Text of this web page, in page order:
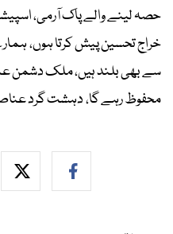
حصہ لینے والے پاک آرمی،
خراج تحسین پیش کرتا ہوں،
سے بھی بلند ہیں، ملک دشمن
محفوظ رہے گا، دہشت گرد